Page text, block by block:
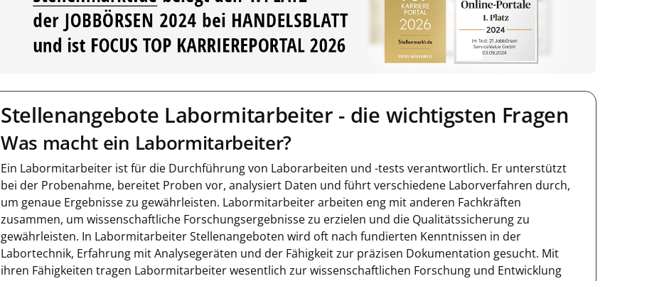
Stellenangebote Labormitarbeiter - die wichtigsten Fragen
Was macht ein Labormitarbeiter?
Ein Labormitarbeiter ist für die Durchführung von Laborarbeiten und -tests verantwortlich. Er unterstützt
bei der Probenahme, bereitet Proben vor, analysiert Daten und führt verschiedene Laborverfahren durch,
um genaue Ergebnisse zu gewährleisten. Labormitarbeiter arbeiten eng mit anderen Fachkräften
zusammen, um wissenschaftliche Forschungsergebnisse zu erzielen und die Qualitätssicherung zu
gewährleisten. In Labormitarbeiter Stellenangeboten wird oft nach fundierten Kenntnissen in der
Labortechnik, Erfahrung mit Analysegeräten und der Fähigkeit zur präzisen Dokumentation gesucht. Mit
ihren Fähigkeiten tragen Labormitarbeiter wesentlich zur wissenschaftlichen Forschung und Entwicklung